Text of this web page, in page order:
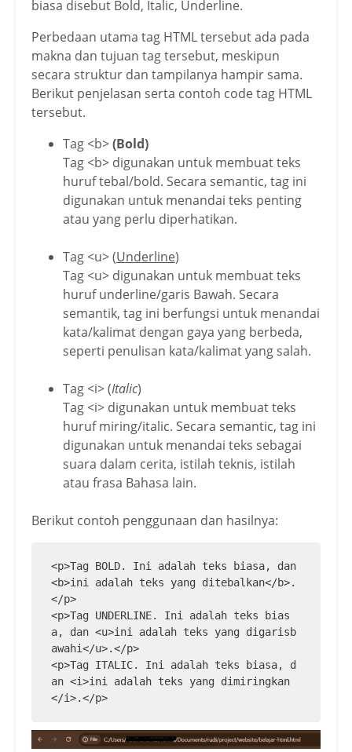
        Tag h6 adalah judul dengan ting
ntuk teks tambahan seperti catatan kak
i.
    </p>
biasa disebut Bold, Italic, Underline.
Perbedaan utama tag HTML tersebut ada pada
makna dan tujuan tag tersebut, meskipun
secara struktur dan tampilanya hampir sama.
Berikut penjelasan serta contoh code tag HTML
tersebut.
Tag <b>(Bold)
Tag <b> digunakan untuk membuat teks
huruf tebal/bold. Secara semantic, tag ini
digunakan untuk menandai teks penting
atau yang perlu diperhatikan.
Tag <u> (Underline)
Tag <u> digunakan untuk membuat teks
huruf underline/garis Bawah. Secara
semantik, tag ini berfungsi untuk menandai
kata/kalimat dengan gaya yang berbeda,
seperti penulisan kata/kalimat yang salah.
Tag <i> (Italic)
Tag <i> digunakan untuk membuat teks
huruf miring/italic. Secara semantic, tag ini
digunakan untuk menandai teks sebagai
suara dalam cerita, istilah teknis, istilah
atau frasa Bahasa lain.
Berikut contoh penggunaan dan hasilnya:
<p>Tag BOLD. Ini adalah teks biasa, dan
<b>ini adalah teks yang ditebalkan</b>.
</p>
<p>Tag UNDERLINE. Ini adalah teks bias
a, dan <u>ini adalah teks yang digarisb
awahi</u>.</p>
<p>Tag ITALIC. Ini adalah teks biasa, d
an <i>ini adalah teks yang dimiringkan
</i>.</p>